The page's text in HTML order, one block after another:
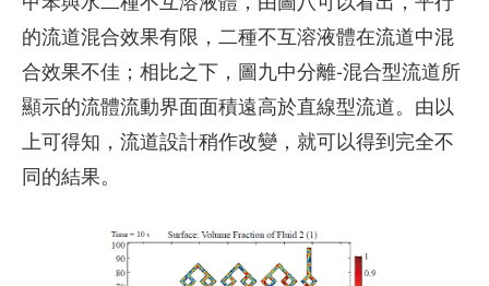
的流道混合效果有限，二種不互溶液體在流道中混
合效果不佳；相比之下，圖九中分離-混合型流道所
顯示的流體流動界面面積遠高於直線型流道。由以
上可得知，流道設計稍作改變，就可以得到完全不
同的結果。